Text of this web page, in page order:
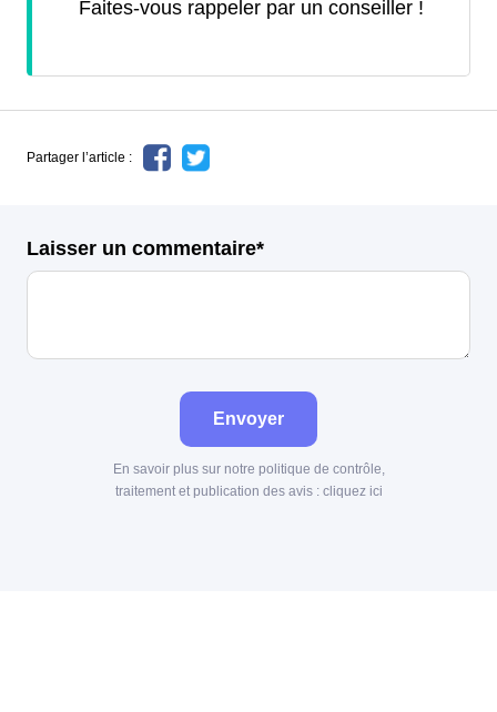
Faites-vous rappeler par un conseiller !
Partager l’article :
Laisser un commentaire*
Envoyer
En savoir plus sur notre politique de contrôle,
traitement et publication des avis : cliquez ici